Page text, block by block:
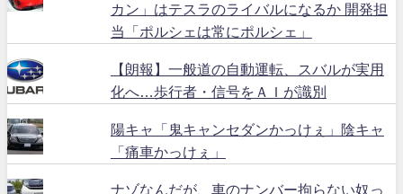
カン」はテスラのライバルになるか 開発担
当「ポルシェは常にポルシェ」
【朗報】一般道の自動運転、スバルが実用
化へ…歩行者・信号をＡＩが識別
陽キャ「鬼キャンセダンかっけぇ」陰キャ
「痛車かっけぇ」
ナゾなんだが、車のナンバー拘らない奴っ